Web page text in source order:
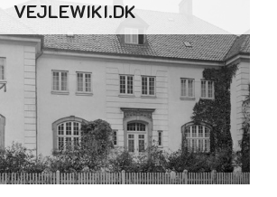
VEJLEWIKI.DK